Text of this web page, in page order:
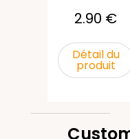
2.90 €
Détail du
produit